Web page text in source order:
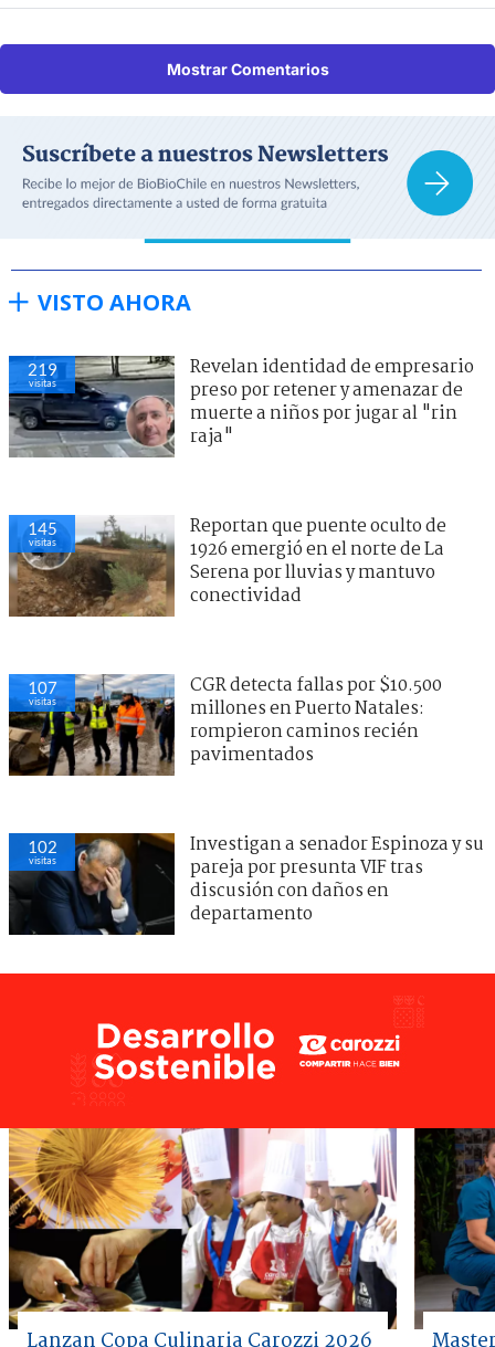
Mostrar Comentarios
VISTO AHORA
219
visitas
Revelan identidad de empresario
preso por retener y amenazar de
muerte a niños por jugar al "rin
raja"
145
visitas
Reportan que puente oculto de
1926 emergió en el norte de La
Serena por lluvias y mantuvo
conectividad
107
visitas
CGR detecta fallas por $10.500
millones en Puerto Natales:
rompieron caminos recién
pavimentados
102
visitas
Investigan a senador Espinoza y su
pareja por presunta VIF tras
discusión con daños en
departamento